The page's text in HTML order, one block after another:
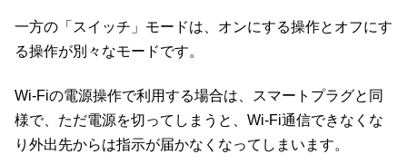
一方の「スイッチ」モードは、オンにする操作とオフにす
る操作が別々なモードです。
Wi-Fiの電源操作で利用する場合は、スマートプラグと同
様で、ただ電源を切ってしまうと、Wi-Fi通信できなくな
り外出先からは指示が届かなくなってしまいます。